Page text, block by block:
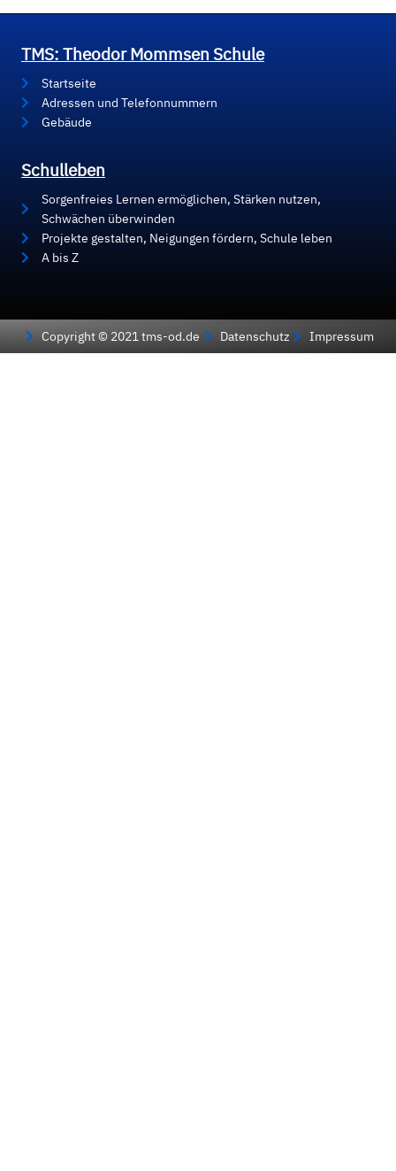
TMS: Theodor Mommsen Schule
Startseite
Adressen und Telefonnummern
Gebäude
Schulleben
Sorgenfreies Lernen ermöglichen, Stärken nutzen,
Schwächen überwinden
Projekte gestalten, Neigungen fördern, Schule leben
A bis Z
Copyright © 2021 tms-od.de Datenschutz Impressum